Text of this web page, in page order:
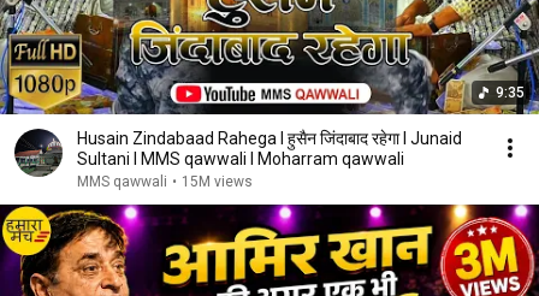
9:35
Husain Zindabaad Rahega l हुसैन जिंदाबाद रहेगा l Junaid
Sultani l MMS qawwali l Moharram qawwali
MMS qawwali • 15M views